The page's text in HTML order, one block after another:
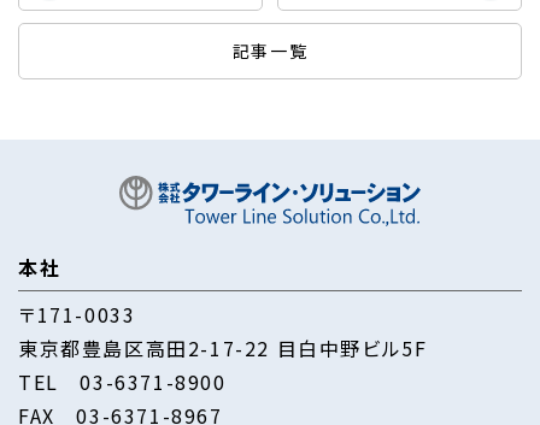
記事一覧
本社
〒171-0033
東京都豊島区高田2-17-22 目白中野ビル5F
TEL03-6371-8900
FAX 03-6371-8967